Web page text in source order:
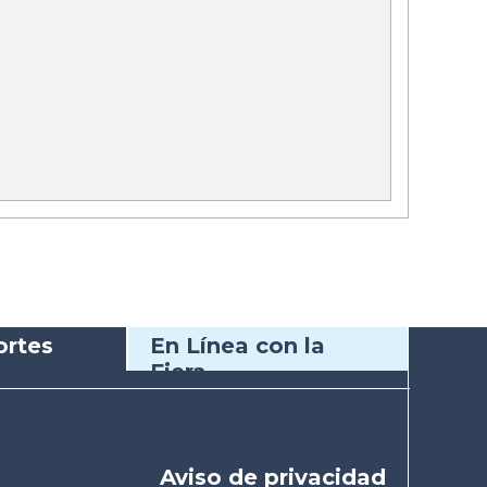
En Línea con la
Fiera
Aviso de privacidad